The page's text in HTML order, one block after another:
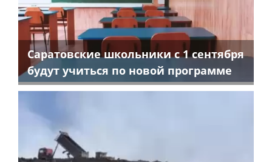
Саратовские школьники с 1 сентября
будут учиться по новой программе